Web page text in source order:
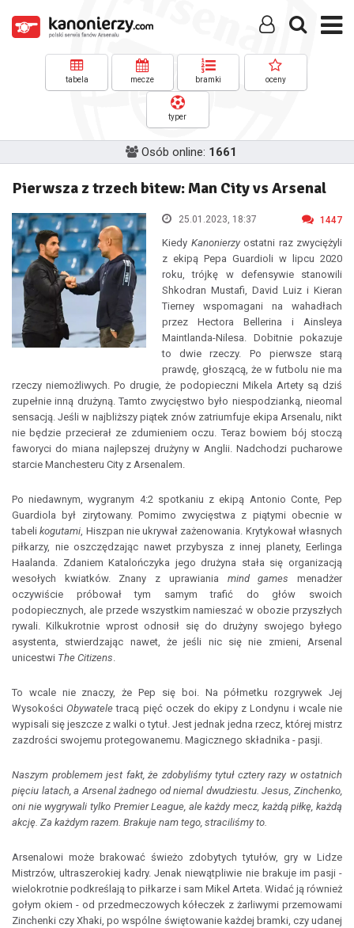
tabela mecze bramki oceny
typer
Osób online: 1661
Pierwsza z trzech bitew: Man City vs Arsenal
25.01.2023, 18:37 1447
Kiedy Kanonierzyostatni raz zwyciężyli
z ekipą Pepa Guardioli w lipcu 2020
roku, trójkę w defensywie stanowili
Shkodran Mustafi, David Luiz i Kieran
Tierney wspomagani na wahadłach
przez Hectora Bellerina i Ainsleya
Maintlanda-Nilesa. Dobitnie pokazuje
to dwie rzeczy. Po pierwsze starą
prawdę, głoszącą, że w futbolu nie ma
rzeczy niemożliwych. Po drugie, że podopieczni Mikela Artety są dziś
zupełnie inną drużyną. Tamto zwycięstwo było niespodzianką, nieomal
sensacją. Jeśli w najbliższy piątek znów zatriumfuje ekipa Arsenalu, nikt
nie będzie przecierał ze zdumieniem oczu. Teraz bowiem bój stoczą
faworyci do miana najlepszej drużyny w Anglii. Nadchodzi pucharowe
starcie Manchesteru City z Arsenalem.
Po niedawnym, wygranym 4:2 spotkaniu z ekipą Antonio Conte, Pep
Guardiola był zirytowany. Pomimo zwycięstwa z piątymi obecnie w
tabeli kogutami, Hiszpan nie ukrywał zażenowania. Krytykował własnych
piłkarzy, nie oszczędzając nawet przybysza z innej planety, Eerlinga
Haalanda. Zdaniem Katalończyka jego drużyna stała się organizacją
wesołych kwiatków. Znany z uprawiania mind games menadżer
oczywiście próbował tym samym trafić do głów swoich
podopiecznych, ale przede wszystkim namieszać w obozie przyszłych
rywali. Kilkukrotnie wprost odnosił się do drużyny swojego byłego
asystenta, stwierdzając nawet, że jeśli nic się nie zmieni, Arsenal
unicestwi The Citizens.
To wcale nie znaczy, że Pep się boi. Na półmetku rozgrywek Jej
WysokościObywatele tracą pięć oczek do ekipy z Londynu i wcale nie
wypisali się jeszcze z walki o tytuł. Jest jednak jedna rzecz, której mistrz
zazdrości swojemu protegowanemu. Magicznego składnika - pasji.
Naszym problemem jest fakt, że zdobyliśmy tytuł cztery razy w ostatnich
pięciu latach, a Arsenal żadnego od niemal dwudziestu. Jesus, Zinchenko,
oni nie wygrywali tylko Premier League, ale każdy mecz, każdą piłkę, każdą
akcję. Za każdym razem. Brakuje nam tego, straciliśmy to.
Arsenalowi może brakować świeżo zdobytych tytułów, gry w Lidze
Mistrzów, ultraszerokiej kadry. Jenak niewątpliwie nie brakuje im pasji -
wielokrotnie podkreślają to piłkarze i sam Mikel Arteta. Widać ją również
gołym okiem - od przedmeczowych kółeczek z żarliwymi przemowami
Zinchenki czy Xhaki, po wspólne świętowanie każdej bramki, czy udanej